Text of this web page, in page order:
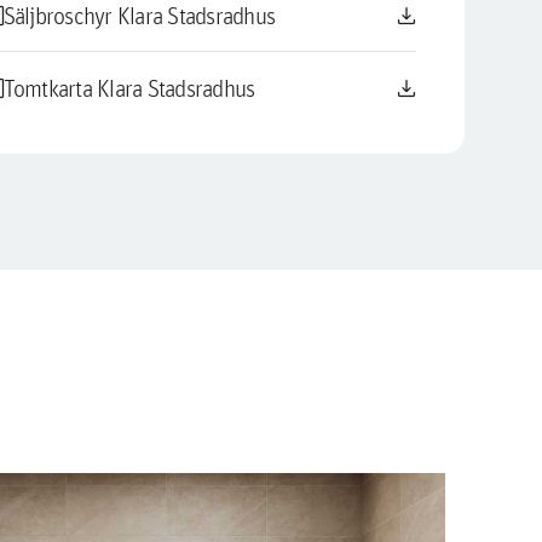
Säljbroschyr Klara Stadsradhus download
Tomtkarta Klara Stadsradhus download